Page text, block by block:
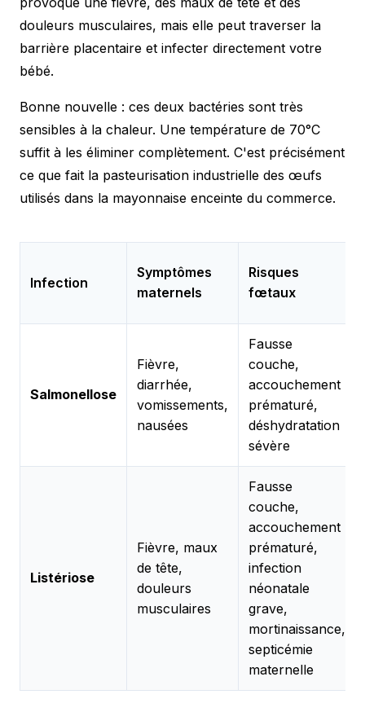
douleurs musculaires, mais elle peut traverser la
barrière placentaire et infecter directement votre
bébé.
Bonne nouvelle : ces deux bactéries sont très
sensibles à la chaleur. Une température de 70°C
suffit à les éliminer complètement. C'est précisément
ce que fait la pasteurisation industrielle des œufs
utilisés dans la mayonnaise enceinte du commerce.
Infection
Symptômes
maternels
Risques
fœtaux
Salmonellose
Fièvre,
diarrhée,
vomissements,
nausées
Fausse
couche,
accouchement
prématuré,
déshydratation
sévère
Listériose
Fièvre, maux
de tête,
douleurs
musculaires
Fausse
couche,
accouchement
prématuré,
infection
néonatale
grave,
mortinaissance,
septicémie
maternelle